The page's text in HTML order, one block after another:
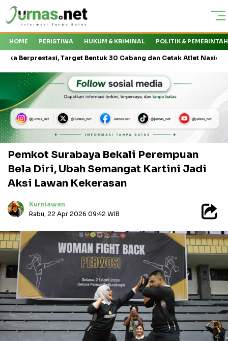
HOME PERISTIWA HUKUM & KRIMINAL POLITIK &
Target Bentuk 30 Cabang dan Cetak Atlet Nasional
Pemkot Surabaya Bekali Perempuan
Bela Diri, Ubah Semangat Kartini Jadi
Aksi Lawan Kekerasan
Kurniawan
Rabu, 22 Apr 2026 09:42 WIB